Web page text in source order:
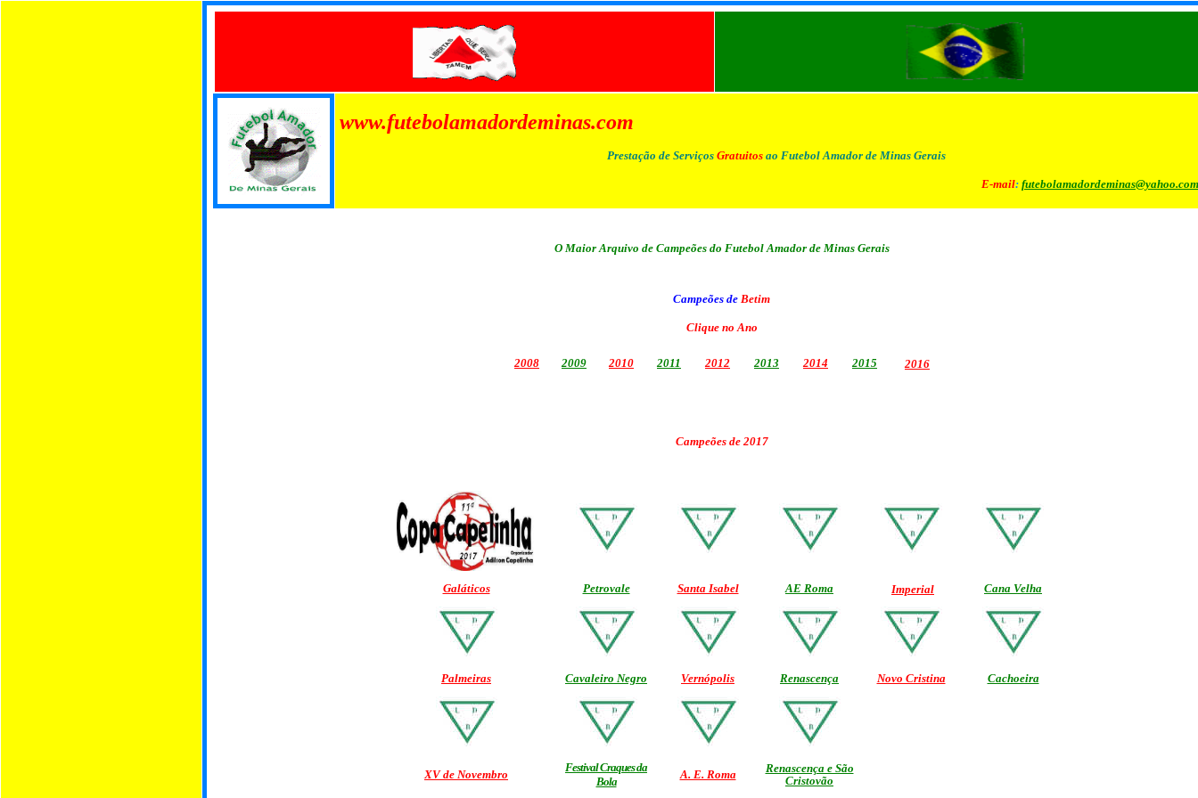
www.futebolamadordeminas.com
Prestação de Serviços Gratuitos ao Futebol Amador de Minas Gerais
E-mail:
O Maior Arquivo de Campeões do Futebol Amador de Minas Gerais
Campeões de Betim
Clique no Ano
2008 2009 2010 2011 2012 2013 2014 2015 2016
Campeões de 2017
Galáticos Petrovale Santa Isabel AE Roma Imperial Cana Velha
Palmeiras Cavaleiro Negro Vernópolis Renascença Novo Cristina Cachoeira
XV de Novembro
Festival Craques da
Bola
A. E. Roma
Renascença e São
Cristovão